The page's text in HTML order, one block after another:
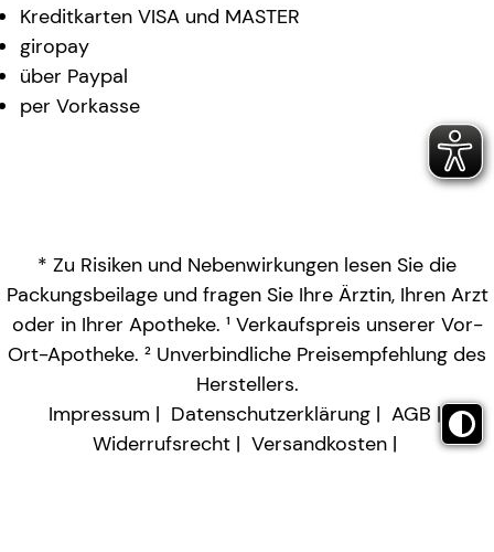
Kreditkarten VISA und MASTER
giropay
über Paypal
per Vorkasse
* Zu Risiken und Nebenwirkungen lesen Sie die
Packungsbeilage und fragen Sie Ihre Ärztin, Ihren Arzt
oder in Ihrer Apotheke. ¹ Verkaufspreis unserer Vor-
Ort-Apotheke. ² Unverbindliche Preisempfehlung des
Herstellers.
Impressum
Datenschutzerklärung
AGB
Widerrufsrecht
Versandkosten